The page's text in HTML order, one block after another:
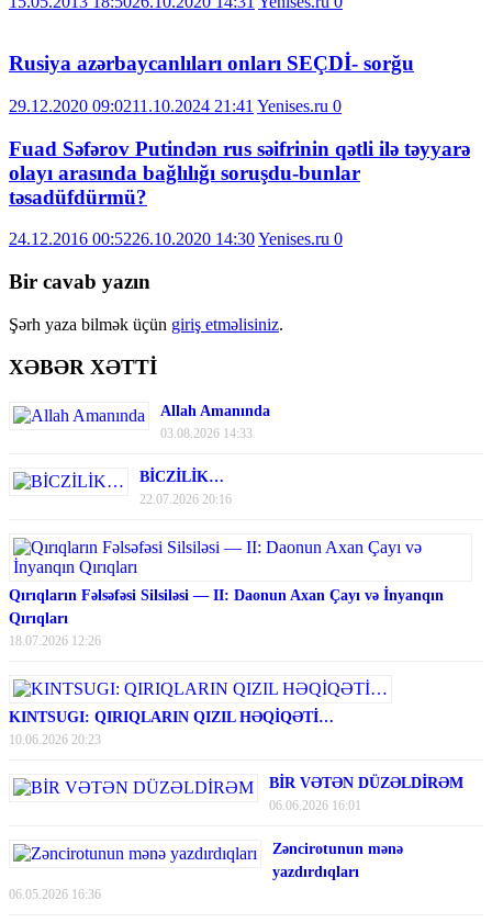
Rusiya azərbaycanlıları onları SEÇDİ- sorğu
29.12.2020 09:0211.10.2024 21:41 Yenises.ru 0
Fuad Səfərov Putindən rus səifrinin qətli ilə təyyarə
olayı arasında bağlılığı soruşdu-bunlar
təsadüfdürmü?
24.12.2016 00:5226.10.2020 14:30Yenises.ru 0
Bir cavab yazın
Şərh yaza bilmək üçün giriş etməlisiniz.
XƏBƏR XƏTTİ
Allah Amanında
03.08.2026 14:33
BİCZİLİK…
22.07.2026 20:16
Qırıqların Fəlsəfəsi Silsiləsi — II: Daonun Axan Çayı və İnyanqın
Qırıqları
18.07.2026 12:26
KINTSUGI: QIRIQLARIN QIZIL HƏQİQƏTİ…
10.06.2026 20:23
BİR VƏTƏN DÜZƏLDİRƏM
06.06.2026 16:01
Zəncirotunun mənə
yazdırdıqları
06.05.2026 16:36